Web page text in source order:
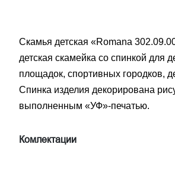
Скамья детская «Romana
детская скамейка со спинкой для
площадок, спортивных городков,
Спинка изделия декорирована
выполненным «УФ»-печатью.
Комлектации